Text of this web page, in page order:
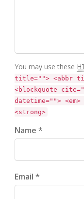
You may use these
title=""> <abbr
<blockquote
datetime="">
<strong>
Name *
Email *